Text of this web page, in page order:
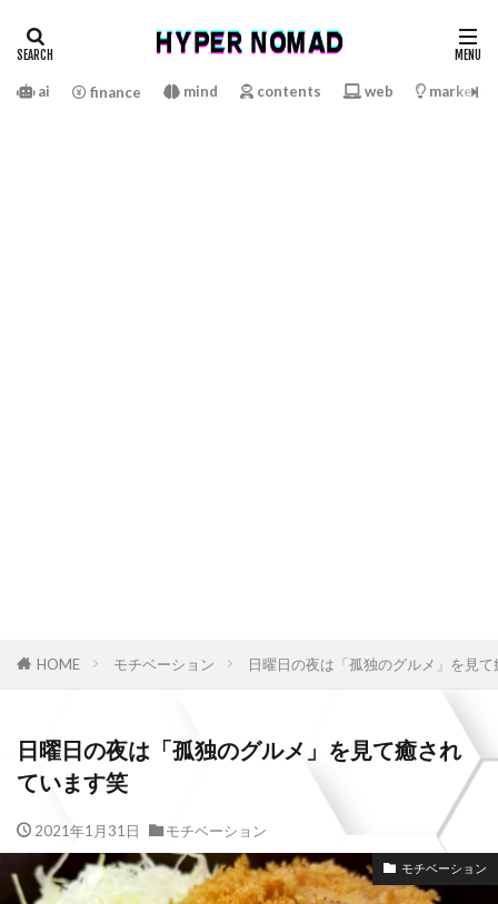
ai finance mind contents web
HOME モチベーション 日曜日の夜は「孤独のグルメ」を見
日曜日の夜は「孤独のグルメ」を見て癒され
ています笑
2021年1月31日 モチベーション
モチベーション